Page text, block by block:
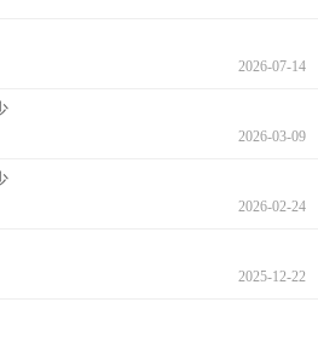
2026-07-14
2026-03-09
2026-02-24
2025-12-22